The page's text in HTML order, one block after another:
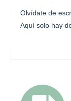
Olvídate de
Aquí solo hay